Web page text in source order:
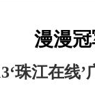
漫漫
珠江在线’